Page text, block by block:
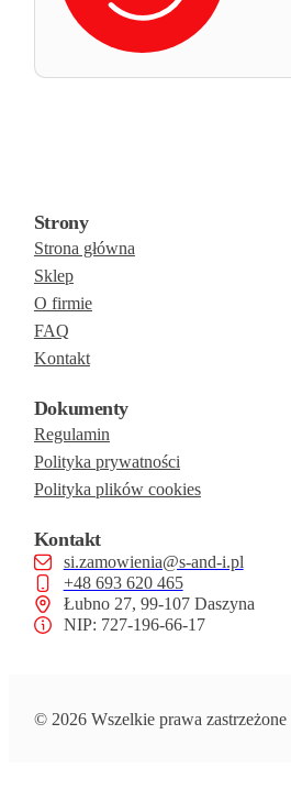
Strony
Strona główna
Sklep
O firmie
FAQ
Kontakt
Dokumenty
Regulamin
Polityka prywatności
Polityka plików cookies
Kontakt
si.zamowienia@s-and-i.pl
+48 693 620 465
Łubno 27, 99-107 Daszyna
NIP: 727-196-66-17
© 2026 Wszelkie prawa zastrzeżone